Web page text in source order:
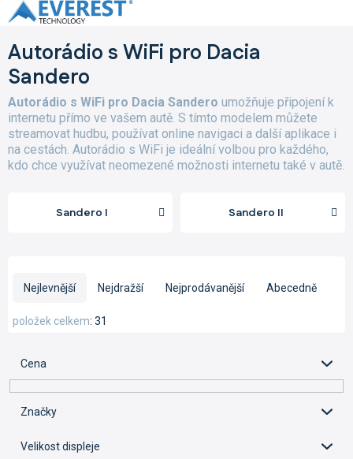
Přejít
na
Autorádio s WiFi pro Dacia
Sandero
Autorádio s WiFi pro Dacia Sandero umožňuje připojení k
internetu přímo ve vašem autě. S tímto modelem můžete
streamovat hudbu, používat online navigaci a další aplikace i
na cestách. Autorádio s WiFi je ideální volbou pro každého,
kdo chce využívat neomezené možnosti internetu také v autě.
Sandero I Sandero II
e
r
u
Nejlevnější Nejdražší Nejprodávanější Abecedně
31
položek celkem
Cena
Značky
Velikost displeje